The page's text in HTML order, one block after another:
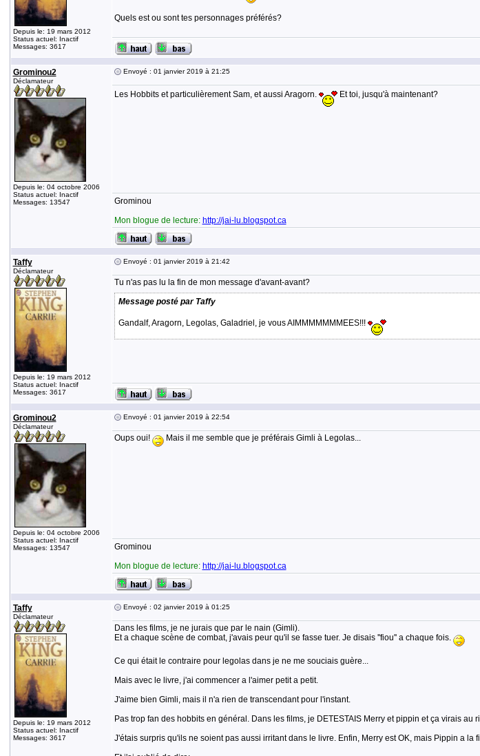
Depuis le: 19 mars 2012
Status actuel: Inactif
Messages: 3617
Quels est ou sont tes personnages préférés?
Grominou2
Déclamateur
Depuis le: 04 octobre 2006
Status actuel: Inactif
Messages: 13547
Envoyé : 01 janvier 2019 à 21:25
Les Hobbits et particulièrement Sam, et aussi Aragorn. Et toi, jusqu'à maintenant?
Grominou
Mon blogue de lecture: http://jai-lu.blogspot.ca
Taffy
Déclamateur
Depuis le: 19 mars 2012
Status actuel: Inactif
Messages: 3617
Envoyé : 01 janvier 2019 à 21:42
Tu n'as pas lu la fin de mon message d'avant-avant?
Message posté par Taffy
Gandalf, Aragorn, Legolas, Galadriel, je vous AIMMMMMMMEES!!!
Grominou2
Déclamateur
Depuis le: 04 octobre 2006
Status actuel: Inactif
Messages: 13547
Envoyé : 01 janvier 2019 à 22:54
Oups oui! Mais il me semble que je préférais Gimli à Legolas...
Grominou
Mon blogue de lecture: http://jai-lu.blogspot.ca
Taffy
Déclamateur
Depuis le: 19 mars 2012
Status actuel: Inactif
Messages: 3617
Envoyé : 02 janvier 2019 à 01:25
Dans les films, je ne jurais que par le nain (Gimli).
Et a chaque scène de combat, j'avais peur qu'il se fasse tuer. Je disais ''fiou'' a chaque fois.
Ce qui était le contraire pour legolas dans je ne me souciais guère...
Mais avec le livre, j'ai commencer a l'aimer petit a petit.
J'aime bien Gimli, mais il n'a rien de transcendant pour l'instant.
Pas trop fan des hobbits en général. Dans les films, je DETESTAIS Merry et pippin et ça virais au
J'étais surpris qu'ils ne soient pas aussi irritant dans le livre. Enfin, Merry est OK, mais Pippin a